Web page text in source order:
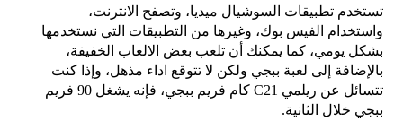
تستخدم تطبيقات السوشيال ميديا، وتصفح الانترنت،
واستخدام الفيس بوك، وغيرها من التطبيقات التي نستخدمها
بشكل يومي، كما يمكنك أن تلعب بعض الالعاب الخفيفة،
بالإضافة إلى لعبة ببجي ولكن لا تتوقع اداء مذهل، وإذا كنت
تتسائل عن
ريلمي C21 كام فريم ببجي، فإنه يشغل 90 فريم
ببجي خلال الثانية.